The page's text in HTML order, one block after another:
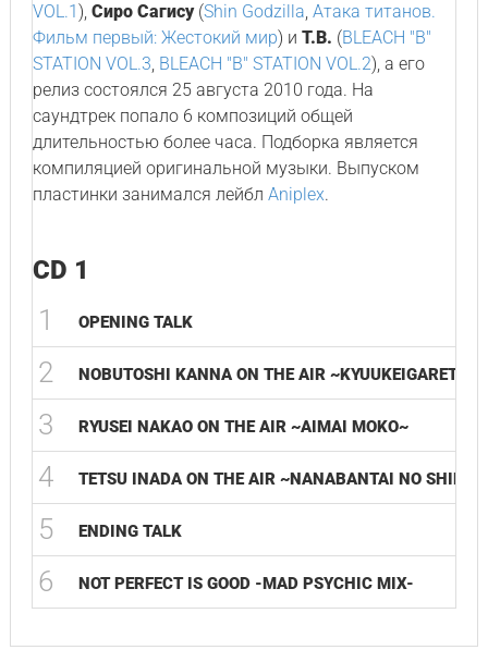
VOL.1), Сиро Сагису(Shin Godzilla, Атака титанов.
Фильм первый: Жестокий мир) и T.B. (BLEACH "B"
STATION VOL.3, BLEACH "B" STATION VOL.2), а его
релиз состоялся 25 августа 2010 года. На
саундтрек попало 6 композиций общей
длительностью более часа. Подборка является
компиляцией оригинальной музыки. Выпуском
пластинки занимался лейбл Aniplex.
CD 1
1 OPENING TALK
2 NOBUTOSHI KANNA ON THE AIR ~KYUUKEIGARETA
3 RYUSEI NAKAO ON THE AIR ~AIMAI MOKO~
4 TETSU INADA ON THE AIR ~NANABANTAI NO
5 ENDING TALK
6 NOT PERFECT IS GOOD -MAD PSYCHIC MIX-